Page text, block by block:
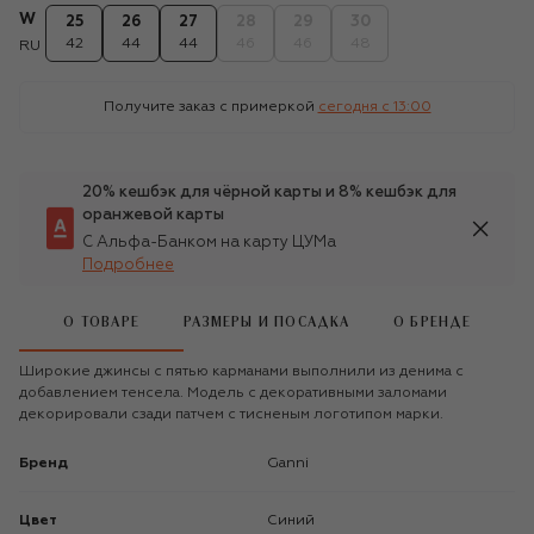
W
RU
25
42
26
44
27
44
Получите заказ с примеркой сегодня c 13:00
20% кешбэк для чёрной карты и 8% кешбэк для
оранжевой карты
С Альфа-Банком на карту ЦУМа
Подробнее
О ТОВАРЕ РАЗМЕРЫ И ПОСАДКА О БРЕНДЕ
Широкие джинсы с пятью карманами выполнили из денима с
добавлением тенсела. Модель с декоративными заломами
декорировали сзади патчем с тисненым логотипом марки.
Бренд Ganni
Цвет Синий